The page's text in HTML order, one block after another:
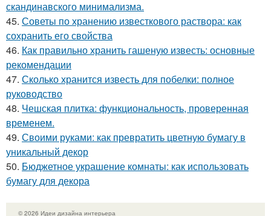
скандинавского минимализма.
45. Советы по хранению известкового раствора: как
сохранить его свойства
46. Как правильно хранить гашеную известь: основные
рекомендации
47. Сколько хранится известь для побелки: полное
руководство
48. Чешская плитка: функциональность, проверенная
временем.
49. Своими руками: как превратить цветную бумагу в
уникальный декор
50. Бюджетное украшение комнаты: как использовать
бумагу для декора
© 2026 Идеи дизайна интерьера